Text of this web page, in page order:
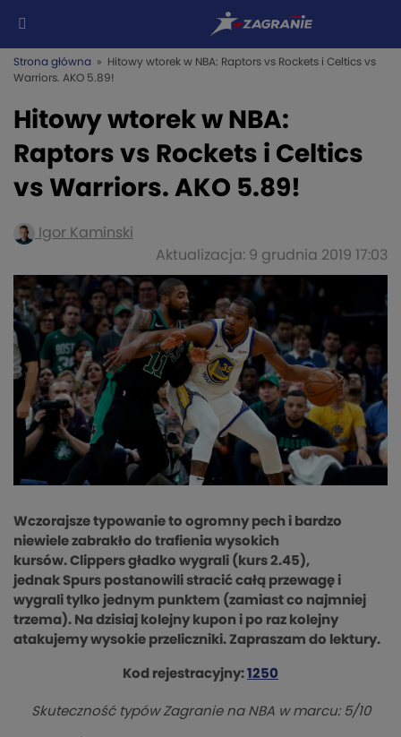
Strona główna » Hitowy wtorek w NBA: Raptors vs Rockets i Celtics vs
Warriors. AKO 5.89!
Hitowy wtorek w NBA:
Raptors vs Rockets i Celtics
vs Warriors. AKO 5.89!
Igor Kaminski
Aktualizacja: 9 grudnia 2019 17:03
Wczorajsze typowanie to ogromny pech i bardzo
niewiele zabrakło do trafienia wysokich
kursów. Clippers gładko wygrali (kurs 2.45),
jednak Spurs postanowili stracić całą przewagę i
wygrali tylko jednym punktem (zamiast co najmniej
trzema). Na dzisiaj kolejny kupon i po raz kolejny
atakujemy wysokie przeliczniki. Zapraszam do lektury.
Kod rejestracyjny: 1250
Skuteczność typów Zagranie na NBA w marcu: 5/10